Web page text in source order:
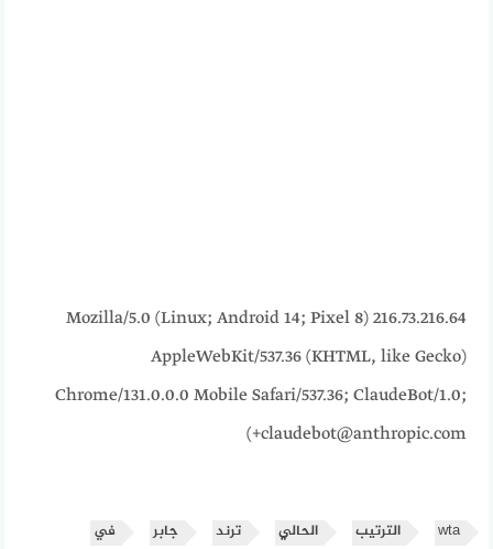
216.73.216.64 Mozilla/5.0 (Linux; Android 14; Pixel 8)
AppleWebKit/537.36 (KHTML, like Gecko)
Chrome/131.0.0.0 Mobile Safari/537.36; ClaudeBot/1.0;
+claudebot@anthropic.com)
wta الترتيب الحالي ترند جابر
في